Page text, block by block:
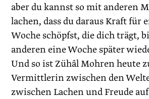
aber du kannst so mit anderen
lachen, dass du daraus Kraft für
Woche schöpfst, die dich trägt,
anderen eine Woche später
Und so ist Zühâl Mohren heute
Vermittlerin zwischen den
zwischen Lachen und Freude